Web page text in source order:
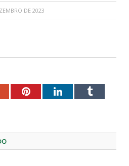
DE 2023
PinterestLinkedInTumblr